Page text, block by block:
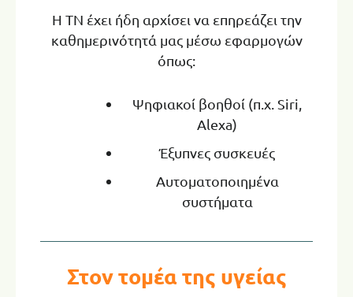
Η ΤΝ έχει ήδη αρχίσει να επηρεάζει την
καθημερινότητά μας μέσω εφαρμογών
όπως:
Ψηφιακοί βοηθοί (π.χ. Siri,
Alexa)
Έξυπνες συσκευές
Αυτοματοποιημένα
συστήματα
Στον τομέα της υγείας